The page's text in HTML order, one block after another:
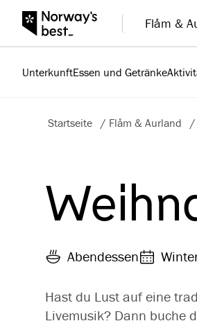
Flåm &
UnterkunftEssen und Getränke
Startseite / Flåm & Aurland /
Abendessen
Hast du Lust auf eine
Livemusik? Dann buche